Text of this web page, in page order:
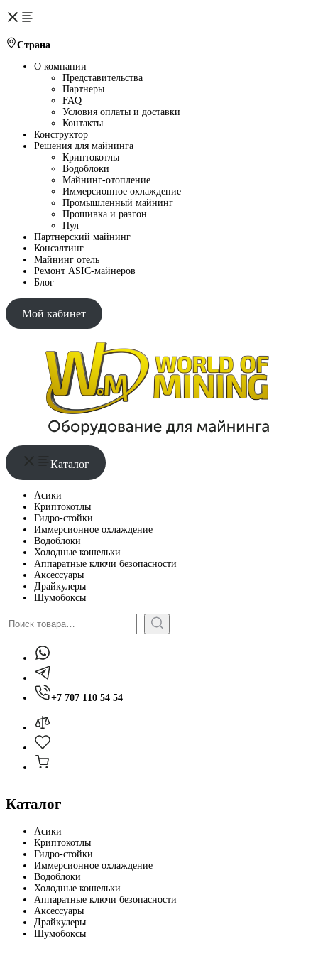
Страна
О компании
Представительства
Партнеры
FAQ
Условия оплаты и доставки
Контакты
Конструктор
Решения для майнинга
Криптокотлы
Водоблоки
Майнинг-отопление
Иммерсионное охлаждение
Промышленный майнинг
Прошивка и разгон
Пул
Партнерский майнинг
Консалтинг
Майнинг отель
Ремонт ASIC-майнеров
Блог
Мой кабинет
Каталог
Асики
Криптокотлы
Гидро-стойки
Иммерсионное охлаждение
Водоблоки
Холодные кошельки
Аппаратные ключи безопасности
Аксессуары
Драйкулеры
Шумобоксы
Поиск
+7 707 110 54 54
Каталог
Асики
Криптокотлы
Гидро-стойки
Иммерсионное охлаждение
Водоблоки
Холодные кошельки
Аппаратные ключи безопасности
Аксессуары
Драйкулеры
Шумобоксы